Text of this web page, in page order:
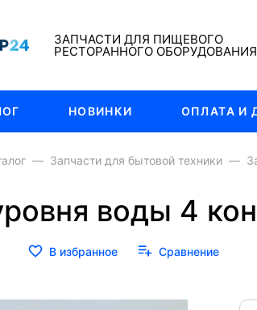
ЗАПЧАСТИ ДЛЯ ПИЩЕВОГО
РЕСТОРАННОГО ОБОРУДОВАНИЯ
НОВИНКИ ОПЛАТА И
Запчасти для бытовой техники
воды 4
В избранное Сравнение